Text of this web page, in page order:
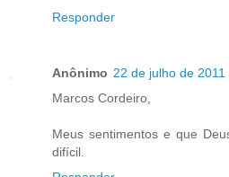
Responder
Anônimo 22 de julho de 2011
Marcos Cordeiro,
Meus sentimentos e que
difícil.